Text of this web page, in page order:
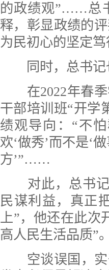
的政绩观”……总
释，彰显政绩的
为民初心的坚定笃
同时，总书记
在2022年春季
干部培训班“开学
绩观导向：“不
欢‘做秀’而不是‘
方’”……
对此，总书记
民谋利益，真正
上”，他还在此次
高人民生活品质”。
空谈误国，实